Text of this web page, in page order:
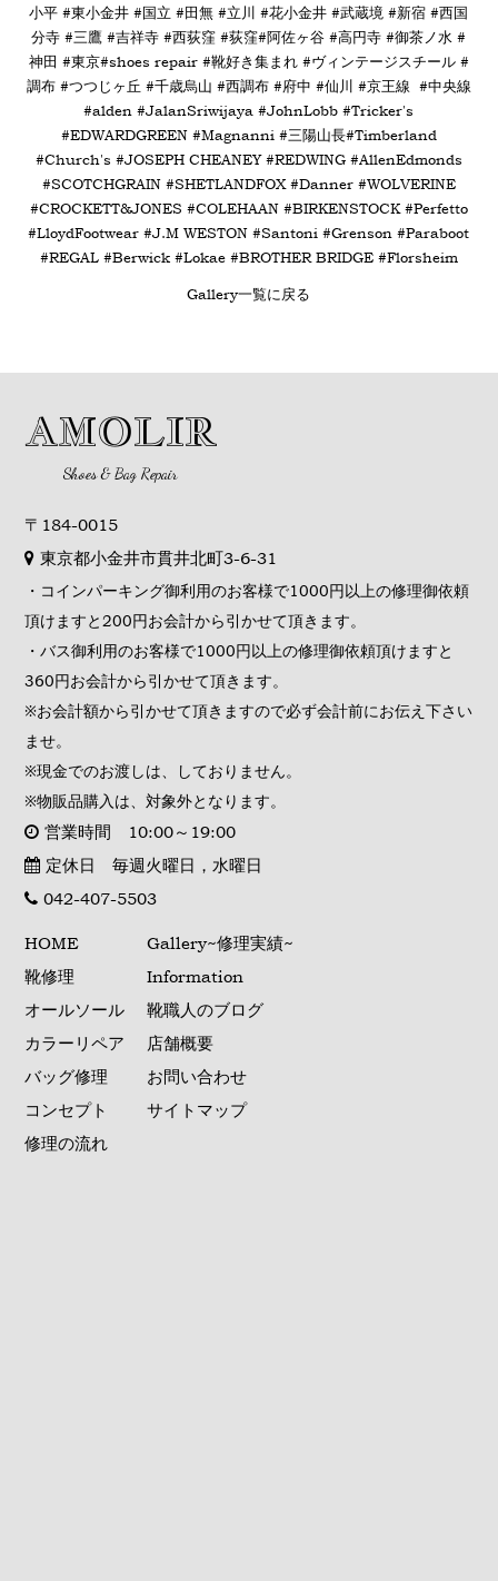
小平 #東小金井 #国立 #田無 #立川 #花小金井 #武蔵境 #新宿 #西国
分寺 #三鷹 #吉祥寺 #西荻窪 #荻窪#阿佐ヶ谷 #高円寺 #御茶ノ水 #
神田 #東京#shoes repair #靴好き集まれ #ヴィンテージスチール #
調布 #つつじヶ丘 #千歳烏山 #西調布 #府中 #仙川 #京王線 #中央線
#alden #JalanSriwijaya #JohnLobb #Tricker's
#EDWARDGREEN #Magnanni #三陽山長#Timberland
#Church's #JOSEPH CHEANEY #REDWING #AllenEdmonds
#SCOTCHGRAIN #SHETLANDFOX #Danner #WOLVERINE
#CROCKETT&JONES #COLEHAAN #BIRKENSTOCK #Perfetto
#LloydFootwear #J.M WESTON #Santoni #Grenson #Paraboot
#REGAL #Berwick #Lokae #BROTHER BRIDGE #Florsheim
Gallery一覧に戻る
AMOLIR
Shoes & Bag Repair
〒184-0015
東京都小金井市貫井北町3-6-31
・コインパーキング御利用のお客様で1000円以上の修理御依頼
頂けますと200円お会計から引かせて頂きます。
・バス御利用のお客様で1000円以上の修理御依頼頂けますと
360円お会計から引かせて頂きます。
※お会計額から引かせて頂きますので必ず会計前にお伝え下さい
ませ。
※現金でのお渡しは、しておりません。
※物販品購入は、対象外となります。
営業時間 10:00～19:00
定休日 毎週火曜日，水曜日
042-407-5503
HOME
靴修理
オールソール
カラーリペア
バッグ修理
コンセプト
修理の流れ
Gallery~修理実績~
Information
靴職人のブログ
店舗概要
お問い合わせ
サイトマップ